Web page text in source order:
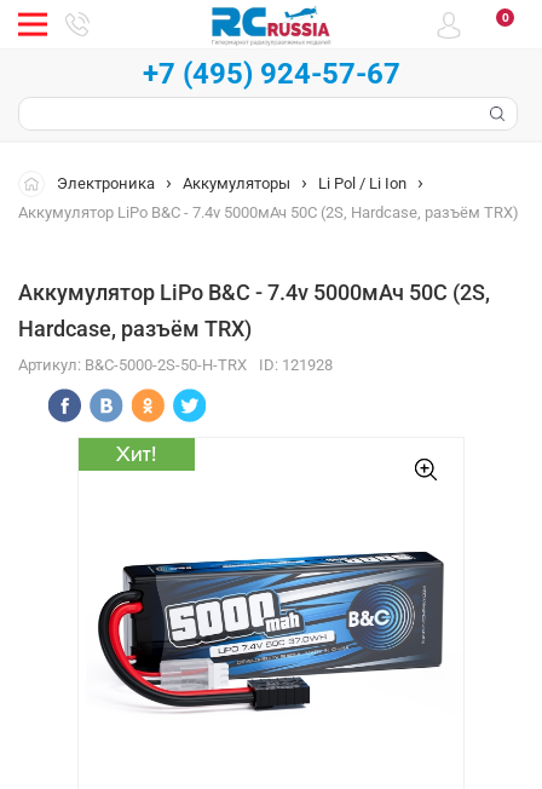
0
+7 (495) 924-57-67
Электроника Аккумуляторы
Li Pol / Li Ion
Аккумулятор LiPo B&C - 7.4v 5000мАч 50C (2S, Hardcase, разъём TRX)
Аккумулятор LiPo B&C - 7.4v 5000мАч 50C (2S,
Hardcase, разъём TRX)
Артикул: B&C-5000-2S-50-H-TRX ID: 121928